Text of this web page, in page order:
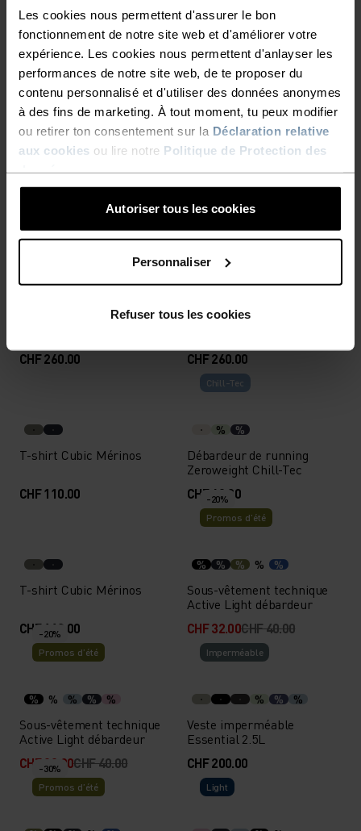
Les cookies nous permettent d'assurer le bon
fonctionnement de notre site web et d'améliorer votre
expérience. Les cookies nous permettent d'anlayser les
performances de notre site web, de te proposer du
contenu personnalisé et d'utiliser des données anonymes
à des fins de marketing. À tout moment, tu peux modifier
ou retirer ton consentement sur la Déclaration relative
aux cookies ou lire notre Politique de Protection des
Autoriser tous les cookies
Personnaliser
Refuser tous les cookies
% % %
%
Veste de running X-Alp
Waterproof
CHF 200.00
%
Haut Cubic
CHF 70.00
Light
% + 1
Brassière Medium Support
Veste de running X-Alp
CHF 260.00
Veste de running X-Alp
CHF 260.00
T-shirt Cubic Mérinos
CHF 110.00
Chill-Tec
% %
Débardeur de running
Zeroweight Chill-Tec
CHF 60.00
T-shirt Cubic Mérinos
CHF 110.00
-20%
Promos d’été
% % % % %
Sous-vêtement technique
Active Light débardeur
CHF 32.00CHF 40.00
-20%
Promos d’été
% % % % %
Sous-vêtement technique
Active Light débardeur
CHF 32.00CHF 40.00
Imperméable
% % %
Veste imperméable
Essential 2.5L
CHF 200.00
-30%
Promos d’été
Light